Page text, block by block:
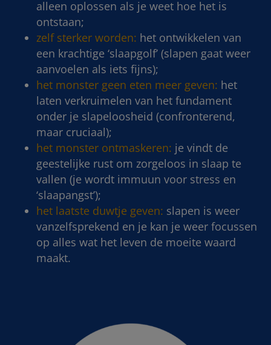
alleen oplossen als je weet hoe het is
ontstaan;
zelf sterker worden: het ontwikkelen van
een krachtige ‘slaapgolf’ (slapen gaat weer
aanvoelen als iets fijns);
het monster geen eten meer geven: het
laten verkruimelen van het fundament
onder je slapeloosheid (confronterend,
maar cruciaal);
het monster ontmaskeren: je vindt de
geestelijke rust om zorgeloos in slaap te
vallen (je wordt immuun voor stress en
‘slaapangst’);
het laatste duwtje geven: slapen is weer
vanzelfsprekend en je kan je weer focussen
op alles wat het leven de moeite waard
maakt.